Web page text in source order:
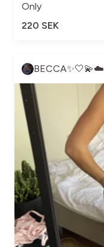
Only
220 SEK
BECCA✨🤍💫☁️